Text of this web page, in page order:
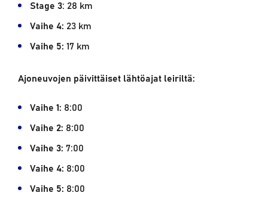
Stage 3: 28 km
Vaihe 4: 23 km
Vaihe 5: 17 km
Ajoneuvojen päivittäiset lähtöajat leiriltä:
Vaihe 1: 8:00
Vaihe 2: 8:00
Vaihe 3: 7:00
Vaihe 4: 8:00
Vaihe 5: 8:00